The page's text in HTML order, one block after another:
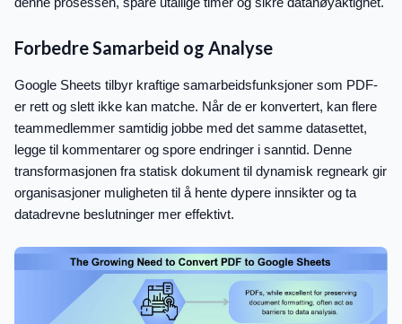
Forbedre Samarbeid og Analyse
Google Sheets tilbyr kraftige samarbeidsfunksjoner som PDF-
er rett og slett ikke kan matche. Når de er konvertert, kan flere
teammedlemmer samtidig jobbe med det samme datasettet,
legge til kommentarer og spore endringer i sanntid. Denne
transformasjonen fra statisk dokument til dynamisk regneark gir
organisasjoner muligheten til å hente dypere innsikter og ta
datadrevne beslutninger mer effektivt.